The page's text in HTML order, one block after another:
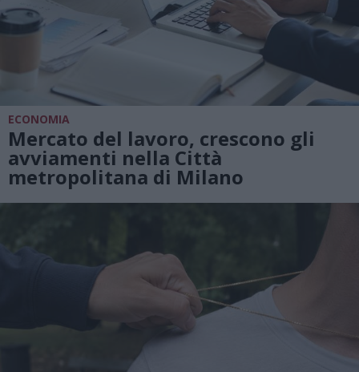
ECONOMIA
Mercato del lavoro, crescono gli
avviamenti nella Città
metropolitana di Milano